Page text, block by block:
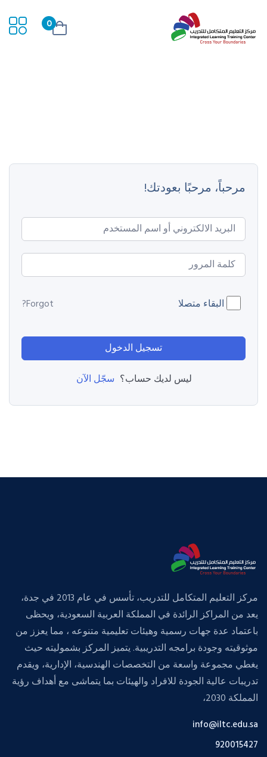
0
مرحباً، مرحبًا بعودتك!
البقاء متصلا Forgot?
تسجيل الدخول
ليس لديك حساب؟ سجّل الآن
مركز التعليم المتكامل للتدريب، تأسس في عام 2013 في جدة،
يعد من المراكز الرائدة في المملكة العربية السعودية، ويحظى
باعتماد عدة جهات رسمية وهيئات تعليمية متنوعه ، مما يعزز من
موثوقيته وجودة برامجه التدريبية. يتميز المركز بشموليته حيث
يغطي مجموعة واسعة من التخصصات الهندسية، الإدارية، ويقدم
تدريبات عالية الجودة للافراد والهيئات بما يتماشى مع أهداف رؤية
المملكة 2030،
info@iltc.edu.sa
920015427